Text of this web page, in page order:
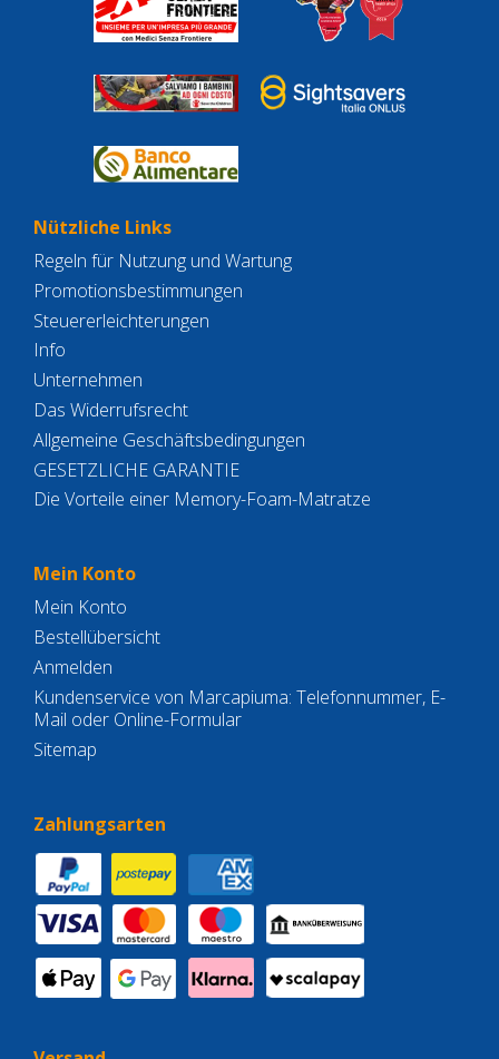
Nützliche Links
Regeln für Nutzung und Wartung
Promotionsbestimmungen
Steuererleichterungen
Info
Unternehmen
Das Widerrufsrecht
Allgemeine Geschäftsbedingungen
GESETZLICHE GARANTIE
Die Vorteile einer Memory-Foam-Matratze
Mein Konto
Mein Konto
Bestellübersicht
Anmelden
Kundenservice von Marcapiuma: Telefonnummer, E-
Mail oder Online-Formular
Sitemap
Zahlungsarten